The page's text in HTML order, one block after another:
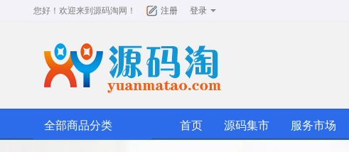
您好！欢迎来到 源码淘网 ！ 注册 登录
全部商品分类 首页 源码集市 服务市场